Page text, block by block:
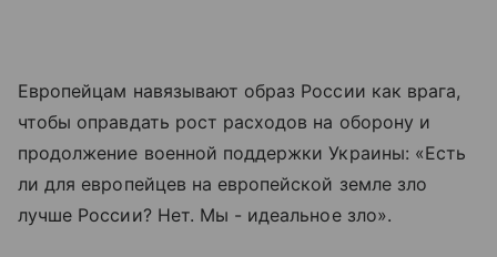
Европейцам навязывают образ России как врага,
чтобы оправдать рост расходов на оборону и
продолжение военной поддержки Украины: «Есть
ли для европейцев на европейской земле зло
лучше России? Нет. Мы - идеальное зло».